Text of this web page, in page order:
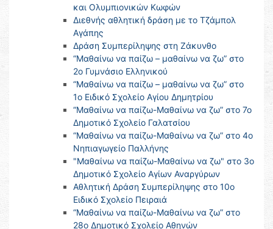
και Ολυμπιονικών Κωφών
Διεθνής αθλητική δράση με το Τζάμπολ
Αγάπης
Δράση Συμπερίληψης στη Ζάκυνθο
“Μαθαίνω να παίζω – μαθαίνω να ζω” στο
2ο Γυμνάσιο Ελληνικού
“Μαθαίνω να παίζω – μαθαίνω να ζω” στο
1ο Ειδικό Σχολείο Αγίου Δημητρίου
“Μαθαίνω να παίζω-Μαθαίνω να ζω” στο 7ο
Δημοτικό Σχολείο Γαλατσίου
“Μαθαίνω να παίζω-Μαθαίνω να ζω” στο 4ο
Νηπιαγωγείο Παλλήνης
"Μαθαίνω να παίζω-Μαθαίνω να ζω" στο 3ο
Δημοτικό Σχολείο Αγίων Αναργύρων
Αθλητική Δράση Συμπερίληψης στο 10ο
Ειδικό Σχολείο Πειραιά
“Μαθαίνω να παίζω-Μαθαίνω να ζω” στο
28ο Δημοτικό Σχολείο Αθηνών